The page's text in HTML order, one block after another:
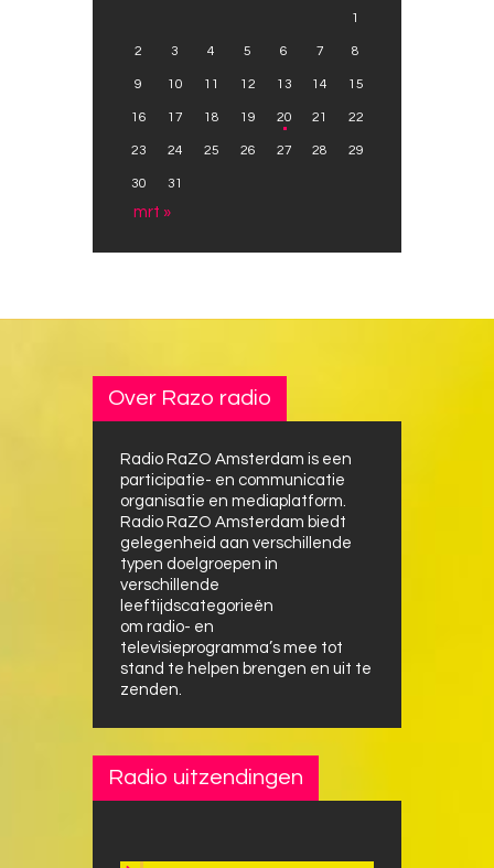
1
2 3 4 5 6 7 8
9 10 11 12 13 14 15
16 17 18 19 20 21 22
23 24 25 26 27 28 29
30 31
mrt »
Over Razo radio
Radio RaZO Amsterdam is een
participatie- en communicatie
organisatie en mediaplatform.
Radio RaZO Amsterdam biedt
gelegenheid aan verschillende
typen doelgroepen in
verschillende
leeftijdscategorieën
om radio- en
televisieprogramma’s mee tot
stand te helpen brengen en uit te
zenden.
Radio uitzendingen